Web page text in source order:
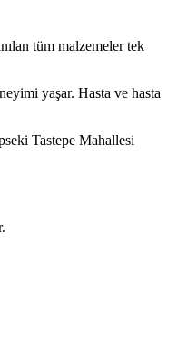
tüm malzemeler tek
yaşar. Hasta ve hasta
Tastepe Mahallesi